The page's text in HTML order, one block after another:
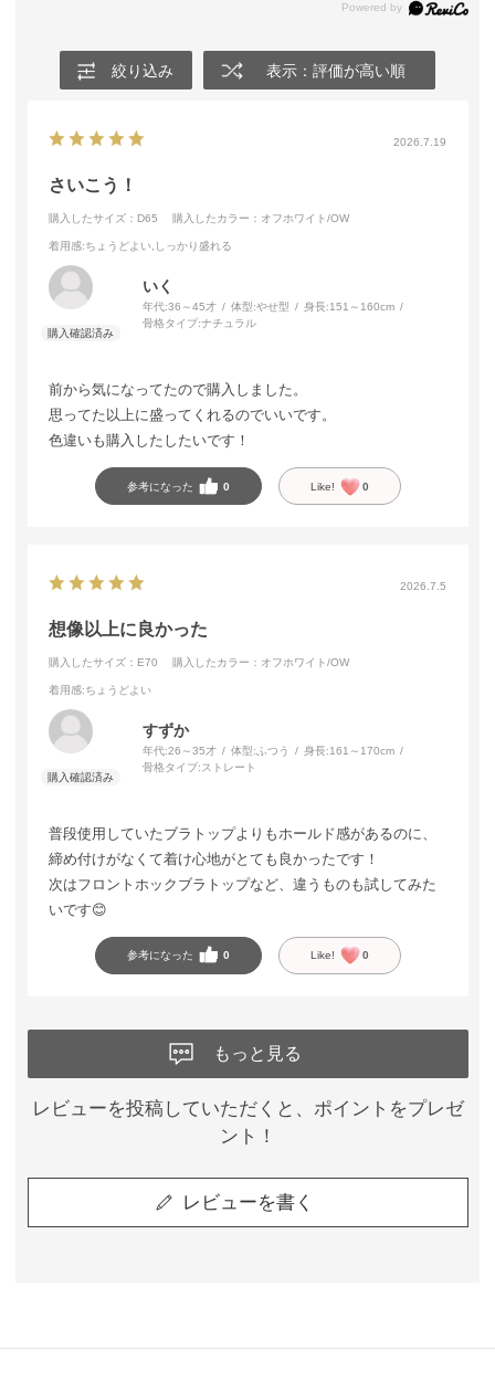
絞り込み 表示：評価が高い順
2026.7.19
さいこう！
購入したサイズ：D65 購入したカラー：オフホワイト/OW
着用感:ちょうどよい,しっかり盛れる
いく
年代:36～45才 体型:やせ型 身長:151～160cm
骨格タイプ:ナチュラル
前から気になってたので購入しました。
思ってた以上に盛ってくれるのでいいです。
色違いも購入したしたいです！
参考になった 0 Like! 0
2026.7.5
想像以上に良かった
購入したサイズ：E70 購入したカラー：オフホワイト/OW
着用感:ちょうどよい
すずか
年代:26～35才 体型: ふつう 身長:161～170cm
骨格タイプ: ストレート
普段使用していたブラトップよりもホールド感があるのに、
締め付けがなくて着け心地がとても良かったです！
次はフロントホックブラトップなど、違うものも試してみた
いです😊
参考になった 0 Like! 0
もっと見る
レビューを投稿していただくと、ポイントをプレゼ
ント！
レビューを書く